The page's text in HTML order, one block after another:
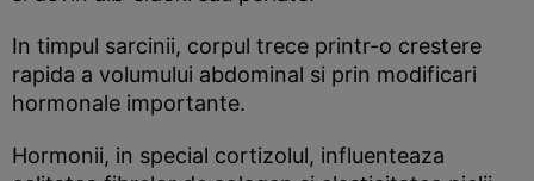
In timpul sarcinii, corpul trece printr-o crestere
rapida a volumului abdominal si prin modificari
hormonale importante.
Hormonii, in special cortizolul, influenteaza